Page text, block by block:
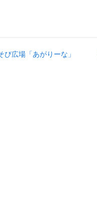
び広場「あがりーな」